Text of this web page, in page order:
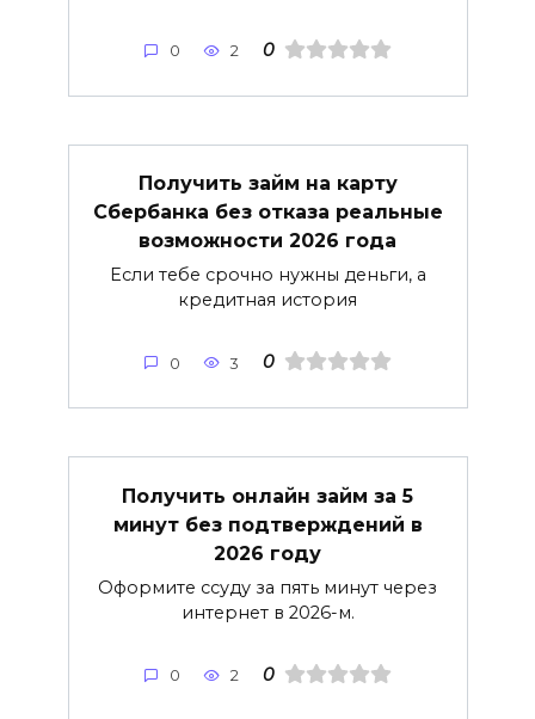
0 2 0
Получить займ на карту
Сбербанка без отказа реальные
возможности 2026 года
Если тебе срочно нужны деньги, а
кредитная история
0 3 0
Получить онлайн займ за 5
минут без подтверждений в
2026 году
Оформите ссуду за пять минут через
интернет в 2026-м.
0 2 0